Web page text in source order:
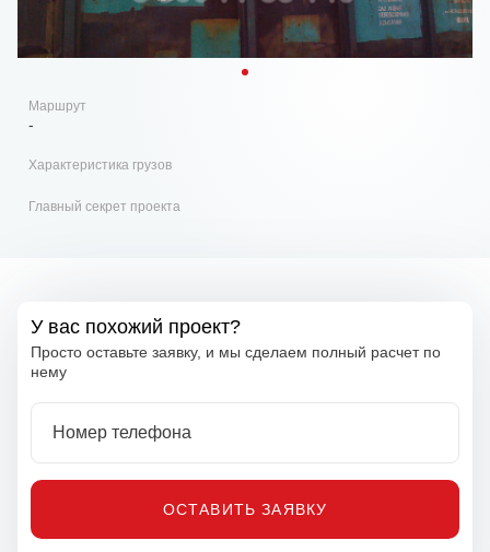
Маршрут
-
Характеристика грузов
Главный секрет проекта
У вас похожий проект?
Просто оставьте заявку, и мы сделаем полный расчет по
нему
Номер телефона
ОСТАВИТЬ ЗАЯВКУ